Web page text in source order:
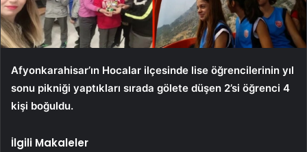
Afyonkarahisar’ın Hocalar ilçesinde lise öğrencilerinin yıl
sonu pikniği yaptıkları sırada gölete düşen 2’si öğrenci 4
kişi boğuldu.
İlgili Makaleler